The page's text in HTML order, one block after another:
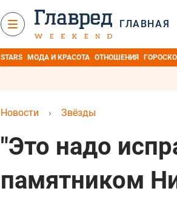
ГЛАВНАЯ
STARS МОДА И КРАСОТА ОТНОШЕНИЯ
Новости › Звёзды
"Это надо
памятником